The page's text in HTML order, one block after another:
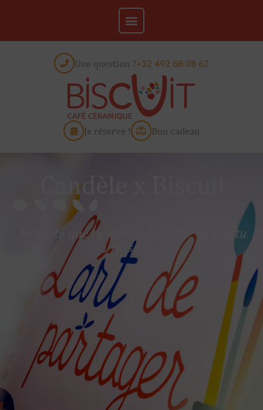
Une question ?+32 492 68 08 62
Je réserve ! Bon cadeau
Candèle x Biscuit
Peins ce que tu aimes. Parfume ce que tu
ressens.